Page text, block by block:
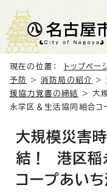
現在の位置： トップペー
予防
>消防局の紹介 >
援協力覚書の締結
> 大
永学区＆生活協同組合コ
大規模災害
結！ 港区稲
コープあい